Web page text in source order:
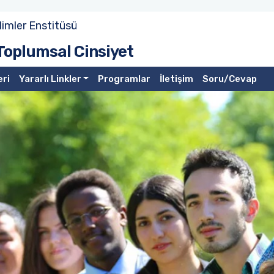
Enstitüsü
Cinsiyet
Yararlı Linkler Programlar İletişim Soru/Cevap